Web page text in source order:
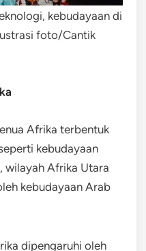
kebudayaan di
foto/Cantik
Afrika terbentuk
kebudayaan
wilayah Afrika Utara
kebudayaan Arab
dipengaruhi oleh